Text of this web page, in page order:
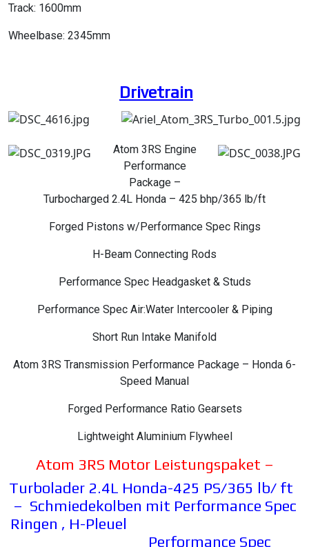
Track: 1600mm
Wheelbase: 2345mm
Drivetrain
Atom 3RS Engine
Performance
Package –
Turbocharged 2.4L Honda – 425 bhp/365 lb/ft
Forged Pistons w/Performance Spec Rings
H-Beam Connecting Rods
Performance Spec Headgasket & Studs
Performance Spec Air:Water Intercooler & Piping
Short Run Intake Manifold
Atom 3RS Transmission Performance Package – Honda 6-
Speed Manual
Forged Performance Ratio Gearsets
Lightweight Aluminium Flywheel
Atom 3RS Motor Leistungspaket –
Turbolader 2.4L Honda-425 PS/365 lb/ ft
– Schmiedekolben mit Performance Spec
Ringen , H-Pleuel
Performance Spec